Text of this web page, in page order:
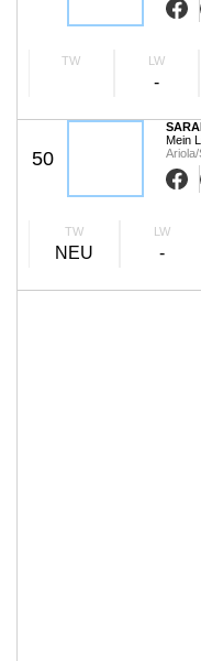
TW LW
-
50
Mein
TW
NEU
LW
-